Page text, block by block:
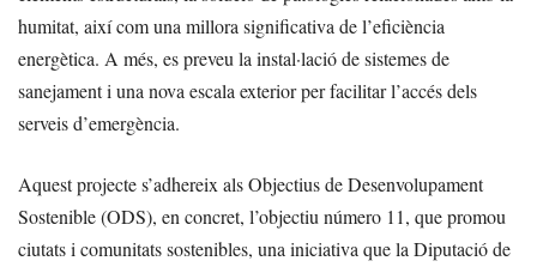
humitat, així com una millora significativa de l’eficiència
energètica. A més, es preveu la instal·lació de sistemes de
sanejament i una nova escala exterior per facilitar l’accés dels
serveis d’emergència.
Aquest projecte s’adhereix als Objectius de Desenvolupament
Sostenible (ODS), en concret, l’objectiu número 11, que promou
ciutats i comunitats sostenibles, una iniciativa que la Diputació de